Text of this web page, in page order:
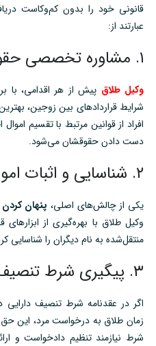
قانونی خود را بدون کم‌وکاست
عبارتند از:
۱. مشاوره تخصصی حقوقی
وکیل طلاق پیش از هر اقدامی، با
شرایط قراردادهای بین زوجین،
افراد از قوانین مرتبط با تقسیم
دست دادن حقوقشان می‌شود.
۲. شناسایی و اثبات اموال
یکی از چالش‌های اصلی، پنهان کردن
وکیل طلاق با بهره‌گیری از ابزارهای
منتقل‌شده به نام دیگران را شناسایی
۳. پیگیری شرط تنصیف دارایی
اگر در عقدنامه شرط تنصیف
زمان طلاق به درخواست مرد، این حق
شرط نیازمند تنظیم دادخواست و